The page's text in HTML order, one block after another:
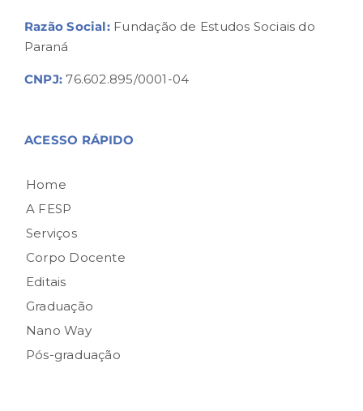
Razão Social:Fundação de Estudos Sociais do
Paraná
CNPJ: 76.602.895/0001-04
ACESSO RÁPIDO
Home
A FESP
Serviços
Corpo Docente
Editais
Graduação
Nano Way
Pós-graduação